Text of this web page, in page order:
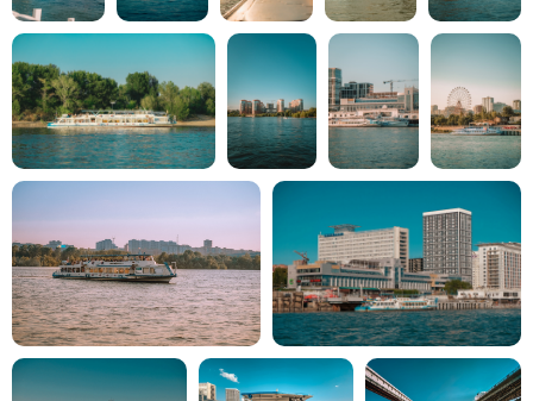
ЛАВРЕНТЬЕВ ТУР
ИЮНЬ-
АВГУСТ
ПУТЕШЕСТВИЕ К
ИСТОЧНИКУ
ИЮНЬ-
АВГУСТ
ИЮНЬ-
АВГУСТ
ОБСКОЙ
ЛОКОМОТИВ
ИЮНЬ-
АВГУСТ